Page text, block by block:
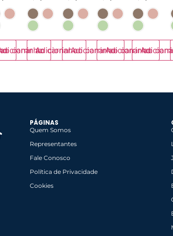
carrinhoao carrinho
Adicionar ao carrinho
Adicionar ao carrinho
Adicionar ao
PÁGINAS
Quem Somos
Representantes
Fale Conosco
Política de Privacidade
Cookies